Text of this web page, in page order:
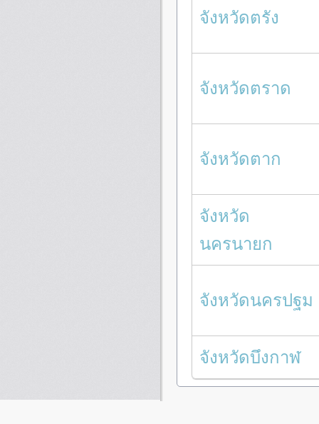
จังหวัดตรัง
จังหวัดตราด
จังหวัดตาก
จังหวัด
นครนายก
จังหวัดนครปฐม
จังหวัดบึงกาฬ